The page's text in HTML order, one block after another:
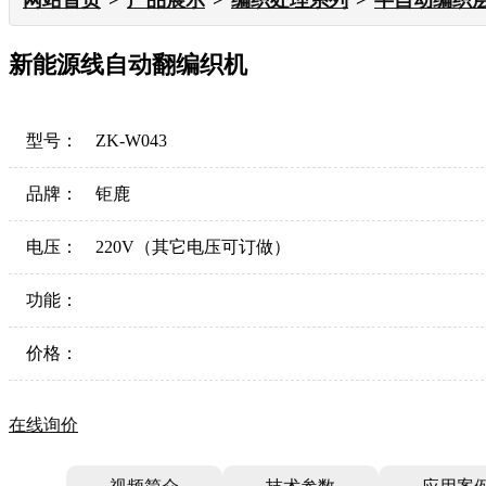
新能源线自动翻编织机
型号： ZK-W043
品牌： 钜鹿
电压： 220V（其它电压可订做）
功能：
价格：
在线询价